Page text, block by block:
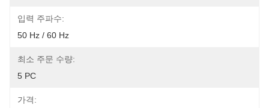
입력 주파수:
50 Hz / 60 Hz
최소 주문 수량:
5 PC
가격: